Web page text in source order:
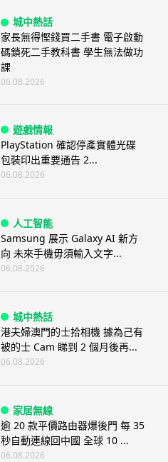
城中熱話
家長無得慳錢買二手書 電子啟動
碼鎖死二手教科書 學生無法做功
課
06.08.2026
遊戲情報
PlayStation 確認停產實體光碟
包裝印出重要通告 2...
06.08.2026
人工智能
Samsung 展示 Galaxy AI 新方
向 未來手機毋須輸入文字...
06.08.2026
城中熱話
港夫婦澳門的士拾相機 據為己有
被的士 Cam 睇到 2 個月後再...
06.08.2026
家居無線
逾 20 款平價路由器爆後門 每 35
秒自動連線回中國 全球 10 ...
06.08.2026